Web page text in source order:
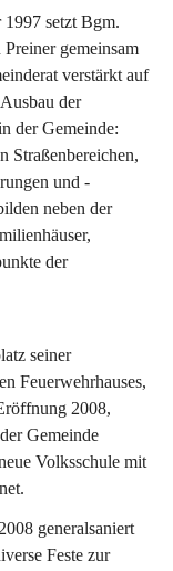
1997 setzt Bgm.
gemeinsam
verstärkt auf
der
der Gemeinde:
Straßenbereichen,
und -
neben der
der
seiner
Feuerwehrhauses,
2008,
Gemeinde
Volksschule mit
generalsaniert
Feste zur